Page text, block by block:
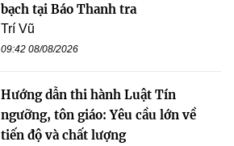
bạch tại Báo Thanh tra
Trí Vũ
09:42 08/08/2026
Hướng dẫn thi hành Luật Tín
ngưỡng, tôn giáo: Yêu cầu lớn về
tiến độ và chất lượng